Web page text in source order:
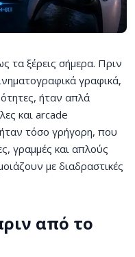
τα ξέρεις σήμερα. Πριν
γραφικά,
ήταν απλά
και arcade
τόσο γρήγορη, που
γραμμές και απλούς
με διαδραστικές
από το